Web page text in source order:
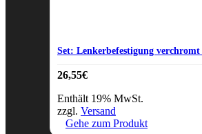
Set: Lenkerbefestigung verchromt
26,55€
Enthält 19% MwSt.
zzgl. Versand
Gehe zum Produkt